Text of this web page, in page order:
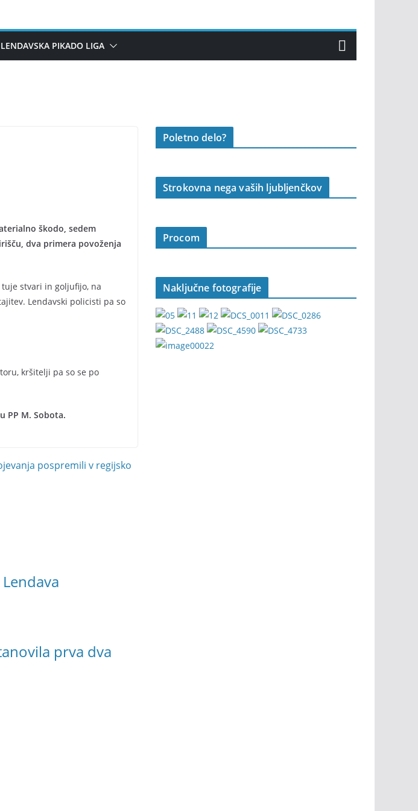
LENDAVSKA PIKADO LIGA
škodo, sedem
dva primera povoženja
stvari in goljufijo, na
Lendavski policisti pa so
kršitelji pa so se po
PP M. Sobota.
pospremili v regijsko
prva dva
Poletno delo?
Strokovna nega vaših ljubljenčkov
Procom
Naključne fotografije